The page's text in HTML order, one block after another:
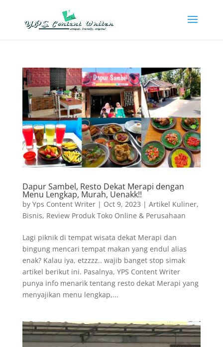
Dapur Sambel, Resto Dekat Merapi dengan
Menu Lengkap, Murah, Uenakk!!
by Yps Content Writer| Oct 9, 2023 | Artikel Kuliner,
Bisnis, Review Produk Toko Online & Perusahaan
Lagi piknik di tempat wisata dekat Merapi dan
bingung mencari tempat makan yang endul alias
enak? Kalau iya, etzzzz.. wajib banget stop simak
artikel berikut ini. Pasalnya, YPS Content Writer
punya info menarik tentang resto dekat Merapi yang
menyajikan menu lengkap,...